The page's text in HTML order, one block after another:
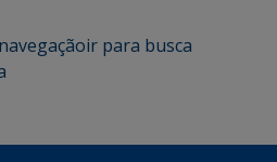
ir para busca